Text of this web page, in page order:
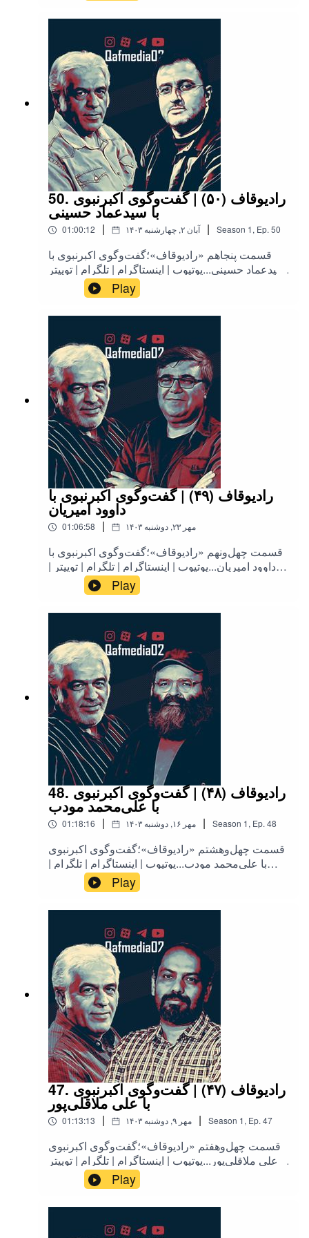
50. رادیوقاف (۵۰) | گفت‌وگوی اکبرنبوی
با سیدعماد حسینی
01:00:12 | ۱۴۰۳ آبان ۲, چهارشنبه | Season 1, Ep. 50
قسمت پنجاهم «رادیوقاف»؛گفت‌وگوی اکبرنبوی با
سیدعماد حسینی...یوتیوب | اینستاگرام | تلگرام | توییتر
| کست‌باکس | آپارات | روبیکا | بله
Play
رادیوقاف (۴۹) | گفت‌وگوی اکبرنبوی با
داوود امیریان
01:06:58 | ۱۴۰۳ مهر ۲۳, دوشنبه
قسمت چهل‌ونهم «رادیوقاف»؛گفت‌وگوی اکبرنبوی با
داوود امیریان...یوتیوب | اینستاگرام | تلگرام | توییتر |
کست‌باکس | آپارات | روبیکا | بله
Play
48. رادیوقاف (۴۸) | گفت‌وگوی اکبرنبوی
با علی‌محمد مودب
01:18:16 | ۱۴۰۳ مهر ۱۶, دوشنبه | Season 1, Ep. 48
قسمت چهل‌وهشتم «رادیوقاف»؛گفت‌وگوی اکبرنبوی
با علی‌محمد مودب...یوتیوب | اینستاگرام | تلگرام |
توییتر | کست‌باکس | آپارات | روبیکا | بله
Play
47. رادیوقاف (۴۷) | گفت‌وگوی اکبرنبوی
با علی ملاقلی‌پور
01:13:13 | ۱۴۰۳ مهر ۹, دوشنبه | Season 1, Ep. 47
قسمت چهل‌وهفتم «رادیوقاف»؛گفت‌وگوی اکبرنبوی
با علی ملاقلی‌پور...یوتیوب | اینستاگرام | تلگرام | توییتر
| کست‌باکس | آپارات | روبیکا | بله
Play